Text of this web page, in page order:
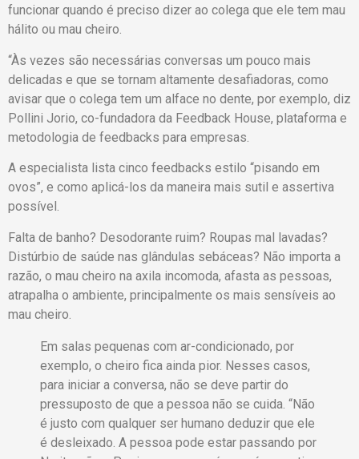
funcionar quando é preciso dizer ao colega que ele tem mau
hálito ou mau cheiro.
“Às vezes são necessárias conversas um pouco mais
delicadas e que se tornam altamente desafiadoras, como
avisar que o colega tem um alface no dente, por exemplo, diz
Pollini Jorio, co-fundadora da Feedback House, plataforma e
metodologia de feedbacks para empresas.
A especialista lista cinco feedbacks estilo “pisando em
ovos”, e como aplicá-los da maneira mais sutil e assertiva
possível.
Falta de banho? Desodorante ruim? Roupas mal lavadas?
Distúrbio de saúde nas glândulas sebáceas? Não importa a
razão, o mau cheiro na axila incomoda, afasta as pessoas,
atrapalha o ambiente, principalmente os mais sensíveis ao
mau cheiro.
Em salas pequenas com ar-condicionado, por
exemplo, o cheiro fica ainda pior. Nesses casos,
para iniciar a conversa, não se deve partir do
pressuposto de que a pessoa não se cuida. “Não
é justo com qualquer ser humano deduzir que ele
é desleixado. A pessoa pode estar passando por